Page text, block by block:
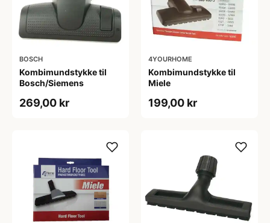
BOSCH
Kombimundstykke til
Bosch/Siemens
269,00 kr
4YOURHOME
Kombimundstykke til
Miele
199,00 kr